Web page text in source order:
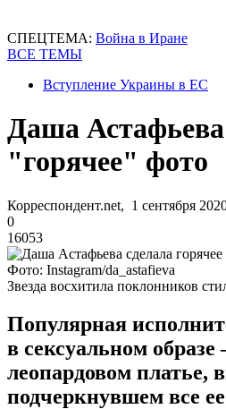
СПЕЦТЕМА: Война в Иране
ВСЕ ТЕМЫ
Вступление Украины в ЕС
Даша Астафьева
"горячее" фото
Корреспондент.net, 1 сентября
0
16053
Фото: Instagram/da_astafieva
Звезда восхитила поклонников
Популярная
в сексуальном образе
леопардовом платье,
подчеркнувшем все